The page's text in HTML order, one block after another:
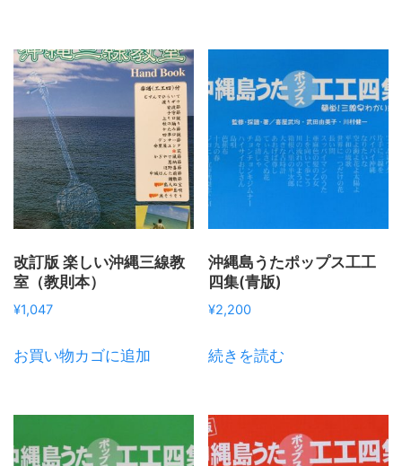
改訂版 楽しい沖縄三線教
室（教則本）
¥1,047
お買い物カゴに追加
沖縄島うたポップス工工
四集(青版)
¥2,200
続きを読む